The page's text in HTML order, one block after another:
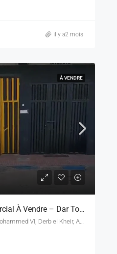
il y a2 mois
À VENDRE
– Dar Touzani, Casablanca – 270 M²
Dar Touzani, Boulevard Mohammed VI, Derb el Kheir, Arrondissement d'Aïn-Chock, Préfecture d'arrondissement d'Aïn Chock, Casablanca, Pachalik de Casablanca, Préfecture de Casablanca, Casablanca-Settat, 20000, Maroc